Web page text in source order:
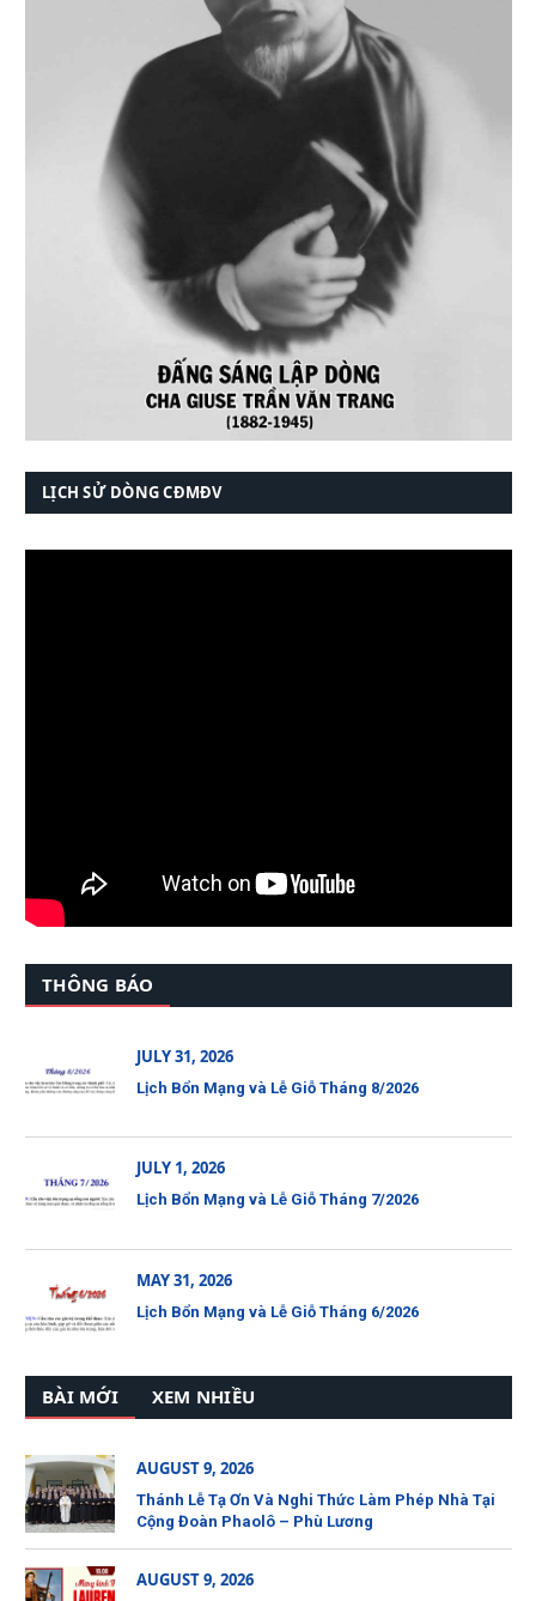
LỊCH SỬ DÒNG CĐMĐV
THÔNG BÁO
JULY 31, 2026
Lịch Bổn Mạng và Lễ Giỗ Tháng 8/2026
JULY 1, 2026
Lịch Bổn Mạng và Lễ Giỗ Tháng 7/2026
MAY 31, 2026
Lịch Bổn Mạng và Lễ Giỗ Tháng 6/2026
BÀI MỚI XEM NHIỀU
AUGUST 9, 2026
Thánh Lễ Tạ Ơn Và Nghi Thức Làm Phép Nhà Tại
Cộng Đoàn Phaolô – Phù Lương
AUGUST 9, 2026